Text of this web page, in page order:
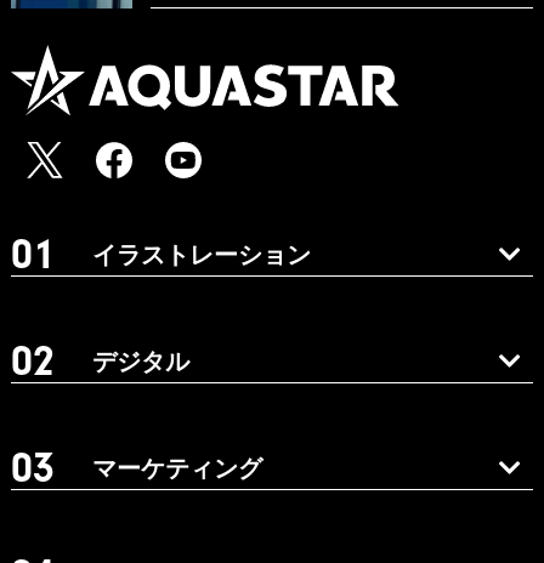
イラストレーション
デジタル
マーケティング